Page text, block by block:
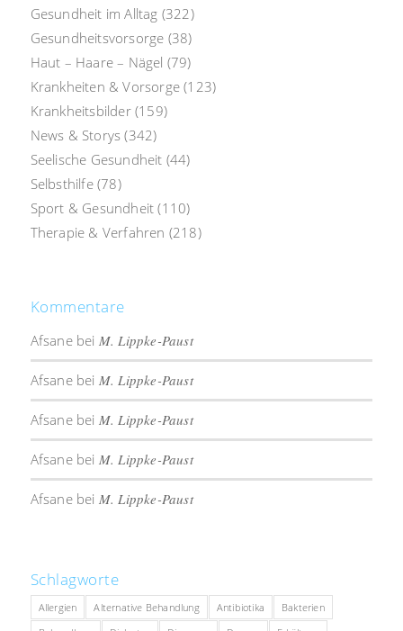
Gesundheit im Alltag (322)
Gesundheitsvorsorge (38)
Haut – Haare – Nägel (79)
Krankheiten & Vorsorge (123)
Krankheitsbilder(159)
News & Storys (342)
Seelische Gesundheit (44)
Selbsthilfe(78)
Sport & Gesundheit (110)
Therapie & Verfahren (218)
Kommentare
Afsanebei M. Lippke-Paust
Afsanebei M. Lippke-Paust
Afsanebei M. Lippke-Paust
Afsanebei M. Lippke-Paust
Afsanebei M. Lippke-Paust
Schlagworte
Allergien Alternative Behandlung Antibiotika
Bakterien